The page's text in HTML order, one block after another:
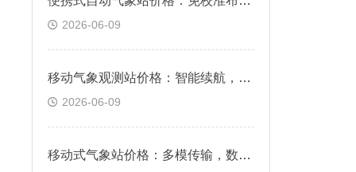
2026-06-09
移动气象观测站价格：智能续航，户外长久稳定作业
2026-06-09
移动式气象站价格：多模传输，数据远程同步查看